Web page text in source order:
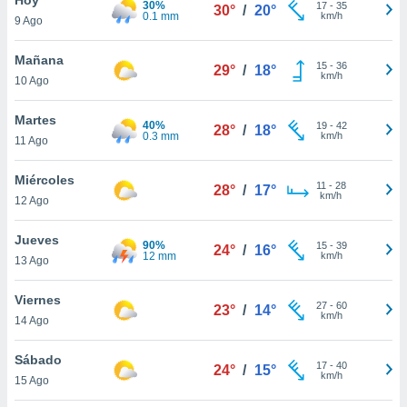
y
en
más
de
9 Ago
30%
0.1 mm
30° / 20° 17- 35
km/h
Mañana
10 Ago
29° / 18° 15- 36
km/h
Martes
11 Ago
40%
0.3 mm
28° / 18° 19- 42
km/h
Miércoles
12 Ago
28° / 17° 11 - 28
km/h
Jueves
13 Ago
90%
12 mm
24° / 16° 15- 39
km/h
Viernes
14 Ago
23° / 14° 27- 60
km/h
Sábado
15 Ago
24° / 15° 17- 40
km/h